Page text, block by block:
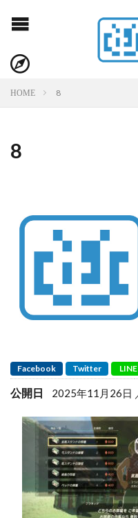
HOME 8
8
Facebook Twitter LINE
公開日 2025年11月26日